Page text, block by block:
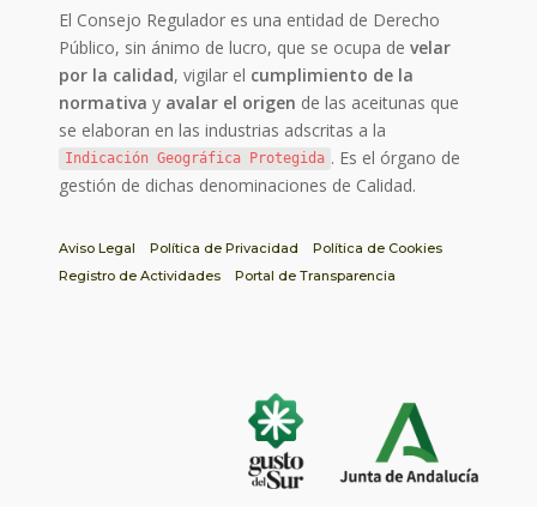
El Consejo Regulador es una entidad de Derecho
Público, sin ánimo de lucro, que se ocupa develar
por la calidad, vigilar el cumplimiento de la
normativa y avalar el origen de las aceitunas que
se elaboran en las industrias adscritas a la
Indicación Geográfica Protegida . Es el órgano de
gestión de dichas denominaciones de Calidad.
Aviso Legal Política de Privacidad
Política de Cookies
Registro de Actividades
Portal de Transparencia